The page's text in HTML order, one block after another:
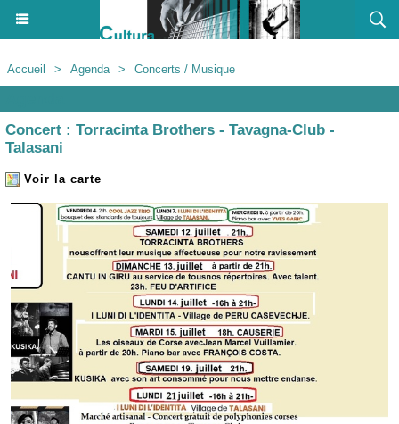
Accueil > Agenda > Concerts / Musique
Concert : Torracinta Brothers - Tavagna-Club -
Talasani
Voir la carte